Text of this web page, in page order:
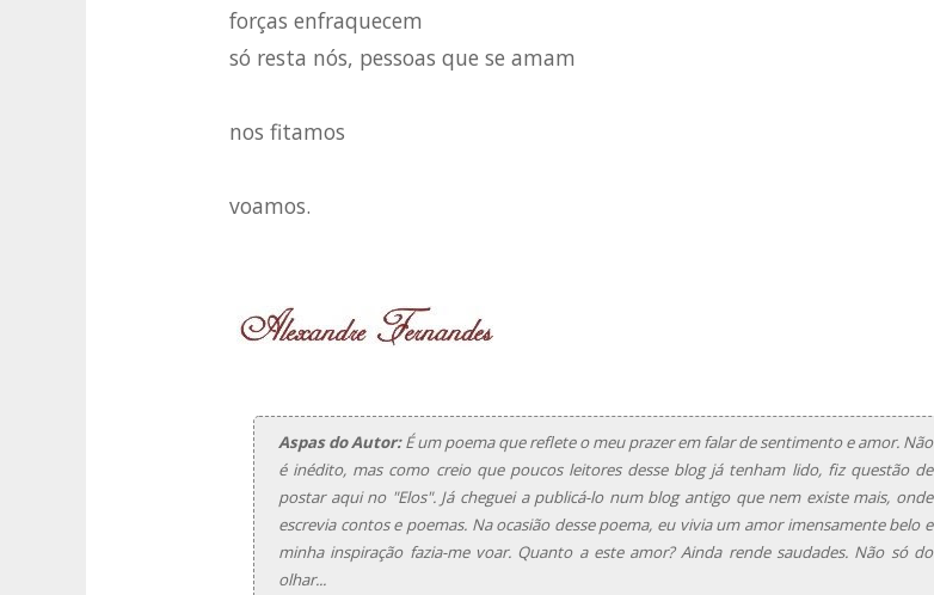
forças enfraquecem
só resta nós, pessoas que se amam
nos fitamos
voamos.
Aspas do Autor:É um poema que reflete o meu prazer em falar de sentimento e amor. Não
é inédito, mas como creio que poucos leitores desse blog já tenham lido, fiz questão de
postar aqui no "Elos". Já cheguei a publicá-lo num blog antigo que nem existe mais, onde
escrevia contos e poemas. Na ocasião desse poema, eu vivia um amor imensamente belo e
minha inspiração fazia-me voar. Quanto a este amor? Ainda rende saudades. Não só do
olhar...